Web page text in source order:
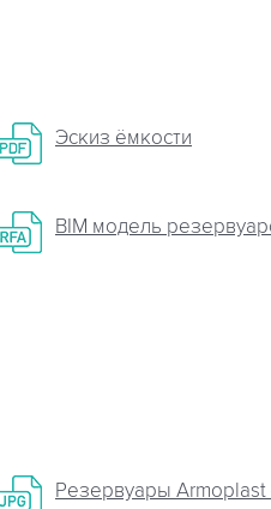
Эскиз ёмкости
BIM модель
Резервуары Armoplast